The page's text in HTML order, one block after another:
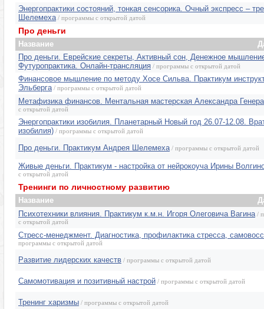
Энергопрактики состояний, тонкая сенсорика. Очный экспресс –
Шелемеха / программы с открытой датой
Про деньги
Название
Про деньги. Еврейские секреты, Активный сон, Денежное
Футуропрактика. Онлайн-трансляция / программы с открытой датой
Финансовое мышление по методу Хосе Сильва. Практикум
Эльберга / программы с открытой датой
Метафизика финансов. Ментальная мастерская Александра
с открытой датой
Энергопрактики изобилия. Планетарный Новый год 26.07-12.08.
изобилия) / программы с открытой датой
Про деньги. Практикум Андрея Шелемеха / программы с открытой датой
Живые деньги. Практикум - настройка от нейрокоуча Ирины
с открытой датой
Тренинги по личностному развитию
Название
Психотехники влияния. Практикум к.м.н. Игоря Олеговича Вагина /
с открытой датой
Стресс-менеджмент. Диагностика, профилактика стресса,
программы с открытой датой
Развитие лидерских качеств / программы с открытой датой
Самомотивация и позитивный настрой / программы с открытой датой
Тренинг харизмы / программы с открытой датой